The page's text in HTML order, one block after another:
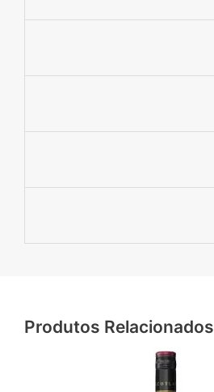
Produtos Relacionados